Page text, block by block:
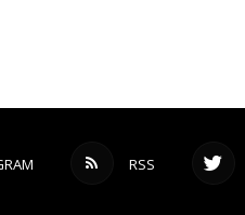
RSS